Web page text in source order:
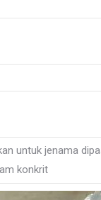
untuk jenama
konkrit